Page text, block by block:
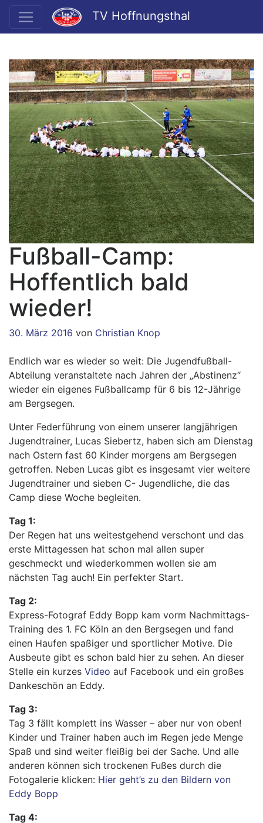
TV Hoffnungsthal
Fußball-Camp:
Hoffentlich bald
wieder!
30. März 2016 von Christian Knop
Endlich war es wieder so weit: Die Jugendfußball-
Abteilung veranstaltete nach Jahren der „Abstinenz“
wieder ein eigenes Fußballcamp für 6 bis 12-Jährige
am Bergsegen.
Unter Federführung von einem unserer langjährigen
Jugendtrainer, Lucas Siebertz, haben sich am Dienstag
nach Ostern fast 60 Kinder morgens am Bergsegen
getroffen. Neben Lucas gibt es insgesamt vier weitere
Jugendtrainer und sieben C- Jugendliche, die das
Camp diese Woche begleiten.
Tag 1:
Der Regen hat uns weitestgehend verschont und das
erste Mittagessen hat schon mal allen super
geschmeckt und wiederkommen wollen sie am
nächsten Tag auch! Ein perfekter Start.
Tag 2:
Express-Fotograf Eddy Bopp kam vorm Nachmittags-
Training des 1. FC Köln an den Bergsegen und fand
einen Haufen spaßiger und sportlicher Motive. Die
Ausbeute gibt es schon bald hier zu sehen. An dieser
Stelle ein kurzes Video auf Facebook und ein großes
Dankeschön an Eddy.
Tag 3:
Tag 3 fällt komplett ins Wasser – aber nur von oben!
Kinder und Trainer haben auch im Regen jede Menge
Spaß und sind weiter fleißig bei der Sache. Und alle
anderen können sich trockenen Fußes durch die
Fotogalerie klicken: Hier geht’s zu den Bildern von
Eddy Bopp
Tag 4: